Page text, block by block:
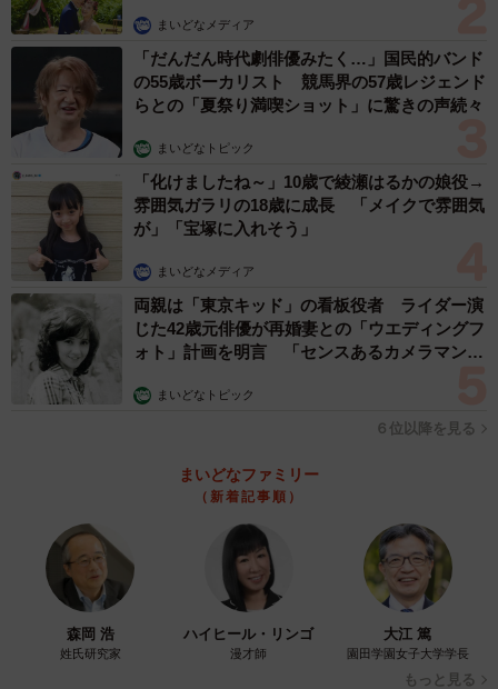
まいどなメディア
「だんだん時代劇俳優みたく…」国民的バンド
の55歳ボーカリスト 競馬界の57歳レジェンド
らとの「夏祭り満喫ショット」に驚きの声続々
まいどなトピック
「化けましたね～」10歳で綾瀬はるかの娘役→
雰囲気ガラリの18歳に成長 「メイクで雰囲気
が」「宝塚に入れそう」
まいどなメディア
両親は「東京キッド」の看板役者 ライダー演
じた42歳元俳優が再婚妻との「ウエディングフ
ォト」計画を明言 「センスあるカメラマン求
まいどなトピック
６位以降を見る
まいどなファミリー
（新着記事順）
森岡 浩
姓氏研究家
ハイヒール・リンゴ
漫才師
大江 篤
園田学園女子大学学長
もっと見る